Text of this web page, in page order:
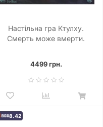
Настільна гра Ктулху.
Смерть може вмерти.
Fear of the Unknown)
4499 грн.
8.42